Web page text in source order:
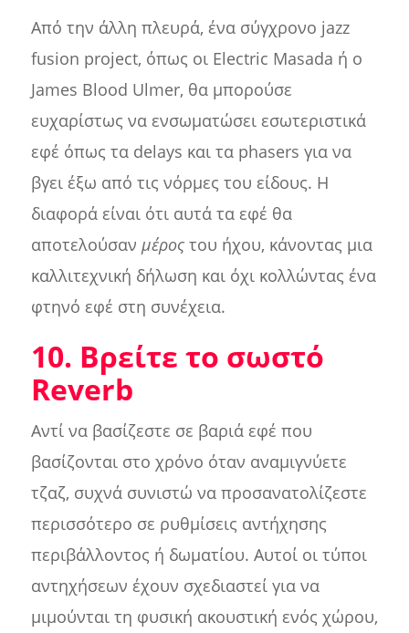
Από την άλλη πλευρά, ένα σύγχρονο jazz
fusion project, όπως οι Electric Masada ή ο
James Blood Ulmer, θα μπορούσε
ευχαρίστως να ενσωματώσει εσωτεριστικά
εφέ όπως τα delays και τα phasers για να
βγει έξω από τις νόρμες του είδους. Η
διαφορά είναι ότι αυτά τα εφέ θα
αποτελούσαν μέροςτου ήχου, κάνοντας μια
καλλιτεχνική δήλωση και όχι κολλώντας ένα
φτηνό εφέ στη συνέχεια.
10. Βρείτε το σωστό
Reverb
Αντί να βασίζεστε σε βαριά εφέ που
βασίζονται στο χρόνο όταν αναμιγνύετε
τζαζ, συχνά συνιστώ να προσανατολίζεστε
περισσότερο σε ρυθμίσεις αντήχησης
περιβάλλοντος ή δωματίου. Αυτοί οι τύποι
αντηχήσεων έχουν σχεδιαστεί για να
μιμούνται τη φυσική ακουστική ενός χώρου,